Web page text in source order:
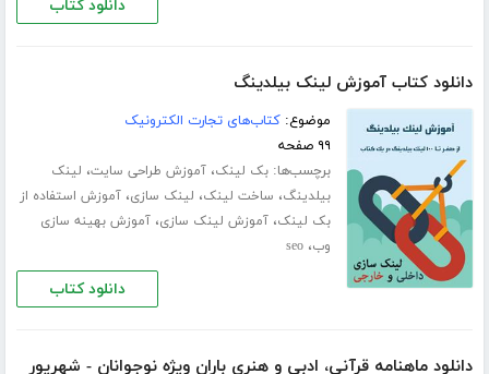
دانلود کتاب
دانلود کتاب آموزش لینک بیلدینگ
موضوع:کتاب‌های تجارت الکترونیک
۹۹ صفحه
برچسب‌ها:بک لینک،آموزش طراحی سایت، لینک
بیلدینگ، ساخت لینک، لینک سازی،آموزش استفاده از
بک لینک،آموزش لینک سازی،آموزش بهینه سازی
وب،seo
دانلود کتاب
دانلود ماهنامه قرآنی، ادبی و هنری باران ویژه نوجوانان - شهریور